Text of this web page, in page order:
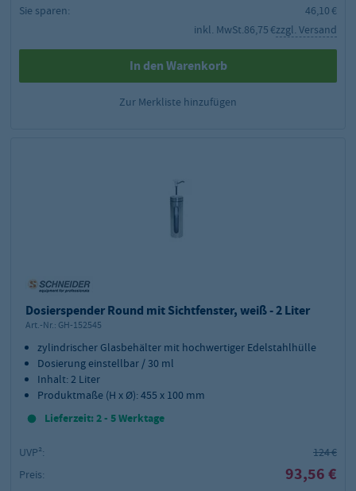
Sie sparen:
46,10 €
inkl. MwSt.86,75 €zzgl. Versand
In den Warenkorb
Zur Merkliste hinzufügen
Dosierspender Round mit Sichtfenster, weiß - 2 Liter
Art.-Nr.: GH-152545
zylindrischer Glasbehälter mit hochwertiger Edelstahlhülle
Dosierung einstellbar / 30 ml
Inhalt: 2 Liter
Produktmaße (H x Ø): 455 x 100 mm
Lieferzeit: 2 - 5 Werktage
UVP²:
124 €
Preis:
93,56 €